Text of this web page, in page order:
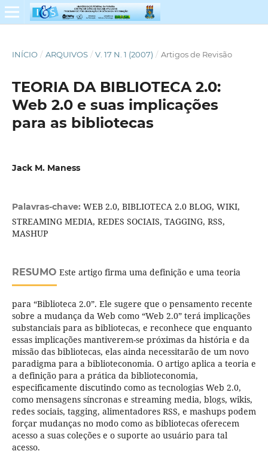
INÍCIO / ARQUIVOS / V. 17 N. 1 (2007) / Artigos de Revisão
TEORIA DA BIBLIOTECA 2.0:
Web 2.0 e suas implicações
para as bibliotecas
Jack M. Maness
Palavras-chave: WEB 2.0, BIBLIOTECA 2.0 BLOG, WIKI,
STREAMING MEDIA, REDES SOCIAIS, TAGGING, RSS,
MASHUP
RESUMO Este artigo firma uma definição e uma teoria
para “Biblioteca 2.0”. Ele sugere que o pensamento recente
sobre a mudança da Web como “Web 2.0” terá implicações
substanciais para as bibliotecas, e reconhece que enquanto
essas implicações mantiverem-se próximas da história e da
missão das bibliotecas, elas ainda necessitarão de um novo
paradigma para a biblioteconomia. O artigo aplica a teoria e
a definição para a prática da biblioteconomia,
especificamente discutindo como as tecnologias Web 2.0,
como mensagens síncronas e streaming media, blogs, wikis,
redes sociais, tagging, alimentadores RSS, e mashups podem
forçar mudanças no modo como as bibliotecas oferecem
acesso a suas coleções e o suporte ao usuário para tal
acesso.